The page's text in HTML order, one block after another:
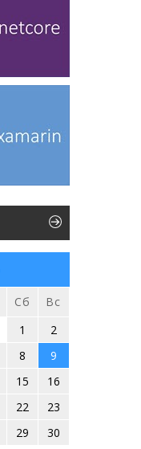
Сб
Вс
1
2
8
9
15
16
22
23
29 30